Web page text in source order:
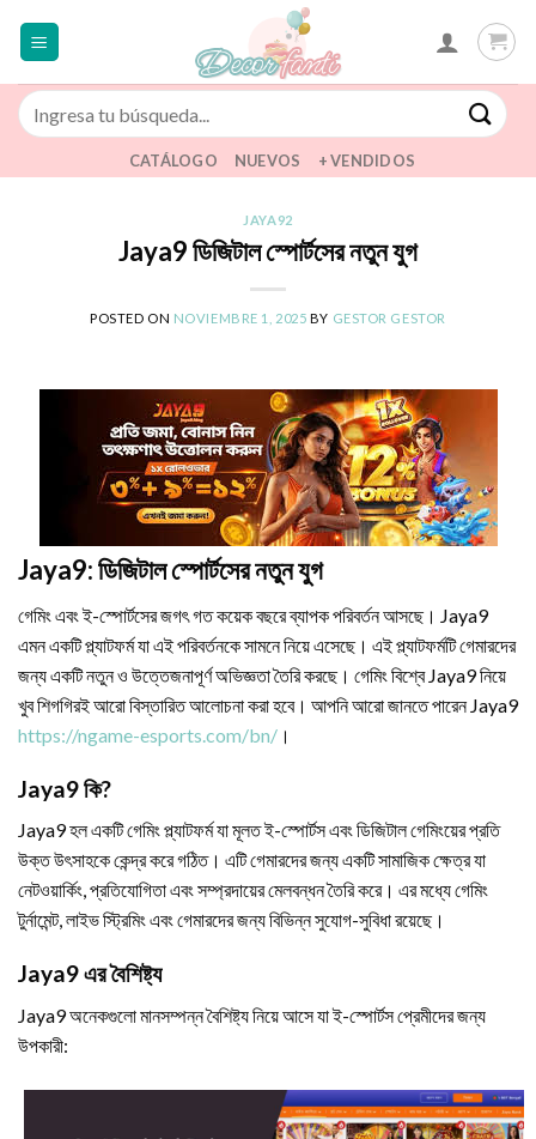
Buscar
por:
CATÁLOGO NUEVOS + VENDIDOS
JAYA92
Jaya9 ডিজিটাল স্পোর্টসের নতুন যুগ
POSTED ON NOVIEMBRE 1, 2025 BY GESTOR GESTOR
Jaya9: ডিজিটাল স্পোর্টসের নতুন যুগ
গেমিং এবং ই-স্পোর্টসের জগৎ গত কয়েক বছরে ব্যাপক পরিবর্তন আসছে। Jaya9
এমন একটি প্ল্যাটফর্ম যা এই পরিবর্তনকে সামনে নিয়ে এসেছে। এই প্ল্যাটফর্মটি গেমারদের
জন্য একটি নতুন ও উত্তেজনাপূর্ণ অভিজ্ঞতা তৈরি করছে। গেমিং বিশ্বে Jaya9 নিয়ে
খুব শিগগিরই আরো বিস্তারিত আলোচনা করা হবে। আপনি আরো জানতে পারেন Jaya9
https://ngame-esports.com/bn/ ।
Jaya9 কি?
Jaya9 হল একটি গেমিং প্ল্যাটফর্ম যা মূলত ই-স্পোর্টস এবং ডিজিটাল গেমিংয়ের প্রতি
উক্ত উৎসাহকে কেন্দ্র করে গঠিত। এটি গেমারদের জন্য একটি সামাজিক ক্ষেত্র যা
নেটওয়ার্কিং, প্রতিযোগিতা এবং সম্প্রদায়ের মেলবন্ধন তৈরি করে। এর মধ্যে গেমিং
টুর্নামেন্ট, লাইভ স্ট্রিমিং এবং গেমারদের জন্য বিভিন্ন সুযোগ-সুবিধা রয়েছে।
Jaya9 এর বৈশিষ্ট্য
Jaya9 অনেকগুলো মানসম্পন্ন বৈশিষ্ট্য নিয়ে আসে যা ই-স্পোর্টস প্রেমীদের জন্য
উপকারী: